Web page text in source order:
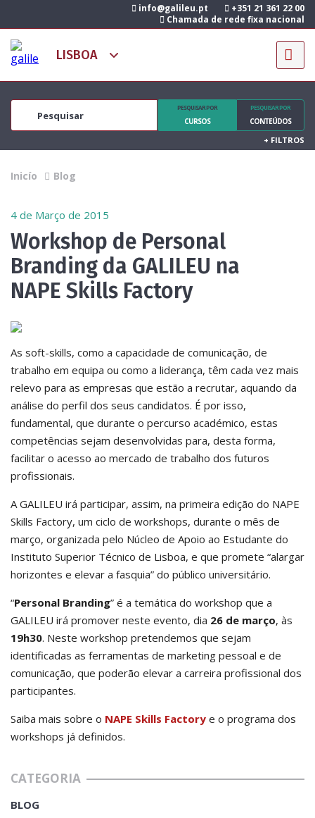
info@galileu.pt
+351 21 361 22 00
Chamada de rede fixa nacional
PESQUISAR POR
CURSOS
PESQUISAR POR
CONTEÚDOS
+ FILTROS
Inicío Blog
4 de Março de 2015
Workshop de Personal
Branding da GALILEU na
NAPE Skills Factory
As soft-skills, como a capacidade de comunicação, de
trabalho em equipa ou como a liderança, têm cada vez mais
relevo para as empresas que estão a recrutar, aquando da
análise do perfil dos seus candidatos. É por isso,
fundamental, que durante o percurso académico, estas
competências sejam desenvolvidas para, desta forma,
facilitar o acesso ao mercado de trabalho dos futuros
profissionais.
A GALILEU irá participar, assim, na primeira edição do NAPE
Skills Factory, um ciclo de workshops, durante o mês de
março, organizada pelo Núcleo de Apoio ao Estudante do
Instituto Superior Técnico de Lisboa, e que promete “alargar
horizontes e elevar a fasquia” do público universitário.
“Personal Branding” é a temática do workshop que a
GALILEU irá promover neste evento, dia 26 de março, às
19h30. Neste workshop pretendemos que sejam
identificadas as ferramentas de marketing pessoal e de
comunicação, que poderão elevar a carreira profissional dos
participantes.
Saiba mais sobre o NAPE Skills Factory e o programa dos
workshops já definidos.
CATEGORIA
BLOG